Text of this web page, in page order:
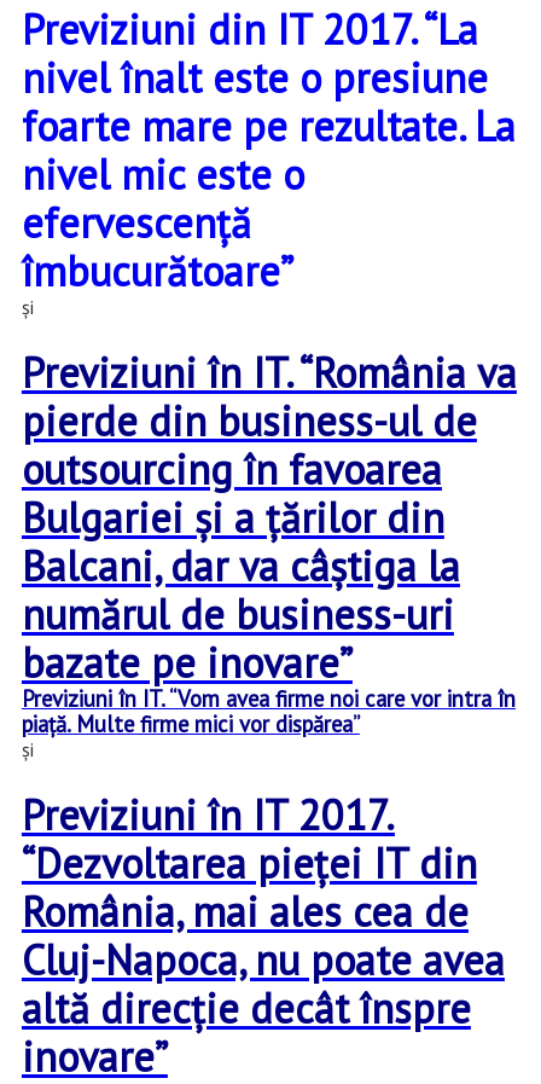
Previziuni din IT 2017. “La
nivel înalt este o presiune
foarte mare pe rezultate. La
nivel mic este o
efervescență
îmbucurătoare”
şi
Previziuni în IT. “România va
pierde din business-ul de
outsourcing în favoarea
Bulgariei şi a ţărilor din
Balcani, dar va câştiga la
numărul de business-uri
bazate pe inovare”
Previziuni în IT. “Vom avea firme noi care vor intra în
piață. Multe firme mici vor dispărea”
și
Previziuni în IT 2017.
“Dezvoltarea pieței IT din
România, mai ales cea de
Cluj-Napoca, nu poate avea
altă direcție decât înspre
inovare”